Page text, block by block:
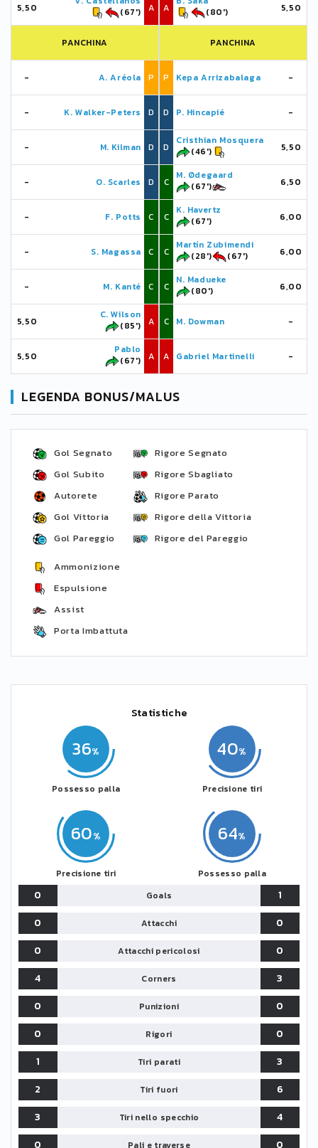
5,50
(67')
A
PANCHINA
- A. Aréola P
- K. Walker-Peters D
- M. Kilman D
- O. Scarles D
- F. Potts C
- S. Magassa C
- M. Kanté C
5,50
C. Wilson
(85')
A
5,50
Pablo
(67')
A
A
(80')
5,50
PANCHINA
P Kepa Arrizabalaga -
D P. Hincapié -
D
Cristhian Mosquera
(46')
5,50
C
M. Ødegaard
(67')
6,50
C
K. Havertz
(67')
6,00
C
Martín Zubimendi
(28')
(67') 6,00
C
N. Madueke
(80')
6,00
C M. Dowman -
A Gabriel Martinelli -
LEGENDA BONUS/MALUS
Gol Segnato
Gol Subito
Autorete
Gol Vittoria
Gol Pareggio
Rigore Segnato
Rigore Sbagliato
Rigore Parato
Rigore della Vittoria
Rigore del Pareggio
Ammonizione
Espulsione
Assist
Porta Imbattuta
Statistiche
36
Possesso palla
60
Precisione tiri
64
Possesso palla
40
Precisione tiri
0 Goals
1
0
Attacchi
0
0
Attacchi pericolosi
0
4
Corners
3
0
Punizioni
0
0
Rigori
0
1
Tiri parati
3
2
Tiri fuori
6
3
Tiri nello specchio
4
0
Pali e traverse 0